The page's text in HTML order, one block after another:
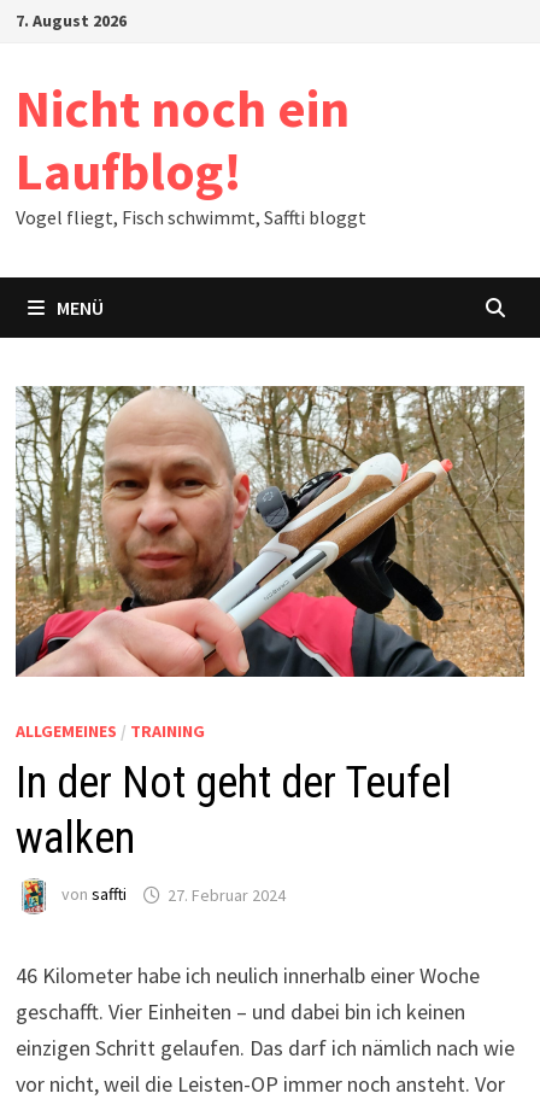
Zum7. August 2026
Nicht noch ein
Laufblog!
Vogel fliegt, Fisch schwimmt, Saffti bloggt
MENÜ
ALLGEMEINES / TRAINING
In der Not geht der Teufel
walken
von saffti 27. Februar 2024
46 Kilometer habe ich neulich innerhalb einer Woche
geschafft. Vier Einheiten – und dabei bin ich keinen
einzigen Schritt gelaufen. Das darf ich nämlich nach wie
vor nicht, weil die Leisten-OP immer noch ansteht. Vor